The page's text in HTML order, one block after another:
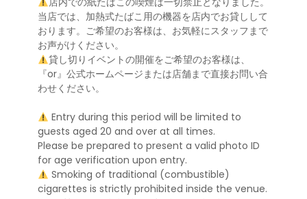
当店では、加熱式たばこ用の機器を店内でお貸しして
おります。ご希望のお客様は、お気軽にスタッフまで
お声がけください。
貸し切りイベントの開催をご希望のお客様は、
『or』公式ホームページまたは店舗まで直接お問い合
わせください。
Entry during this period will be limited to
guests aged 20 and over at all times.
Please be prepared to present a valid photo ID
for age verification upon entry.
Smoking of traditional (combustible)
cigarettes is strictly prohibited inside the venue.